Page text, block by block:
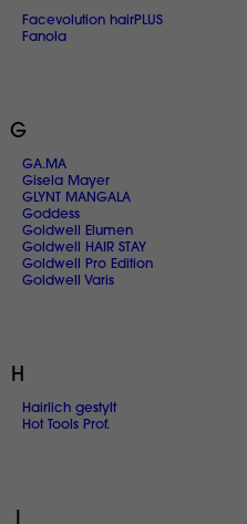
Facevolution hairPLUS
Fanola
G
GA.MA
Gisela Mayer
GLYNT MANGALA
Goddess
Goldwell Elumen
Goldwell HAIR STAY
Goldwell Pro Edition
Goldwell Varis
H
Hairlich gestylt
Hot Tools Prof.